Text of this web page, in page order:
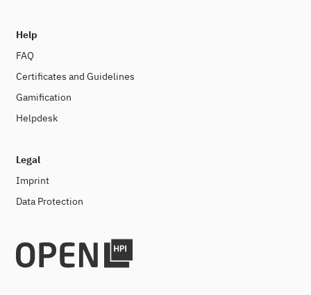
Help
FAQ
Certificates and Guidelines
Gamification
Helpdesk
Legal
Imprint
Data Protection